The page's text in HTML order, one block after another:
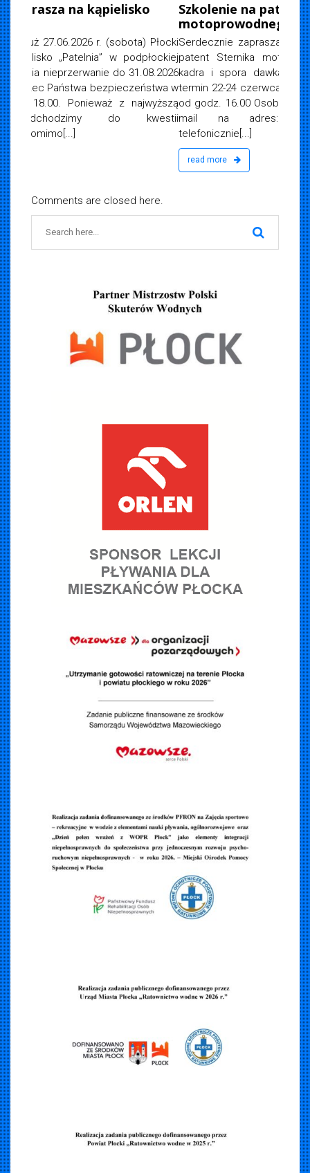
Szkolenie na patent sternika
Serdecznie zapraszamy do udziału w szkoleniu na
patent Sternika motorowodnego Wykwalifikowane
kadra i spora dawka wiedzy Zajęcia teoretyczne
termin 22-24 czerwca r. Egzamin 29 czerwca 2026 r.
od godz. 16.00 Osoby zainteresowane prosimy o e-
mail na adres:biuro@woprplock.pl
lub
telefonicznie[...]
Comments are closed here.